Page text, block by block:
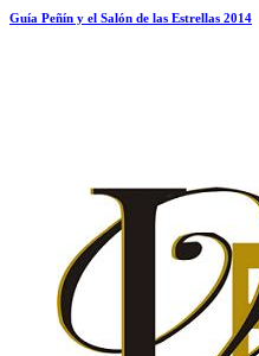
Guía Peñín y el Salón de las Estrellas 2014